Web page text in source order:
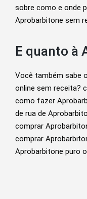
sobre como e onde
Aprobarbitone sem
E quanto à
Você também sabe
online sem receita?
como fazer
de rua de
comprar
comprar
Aprobarbitone puro